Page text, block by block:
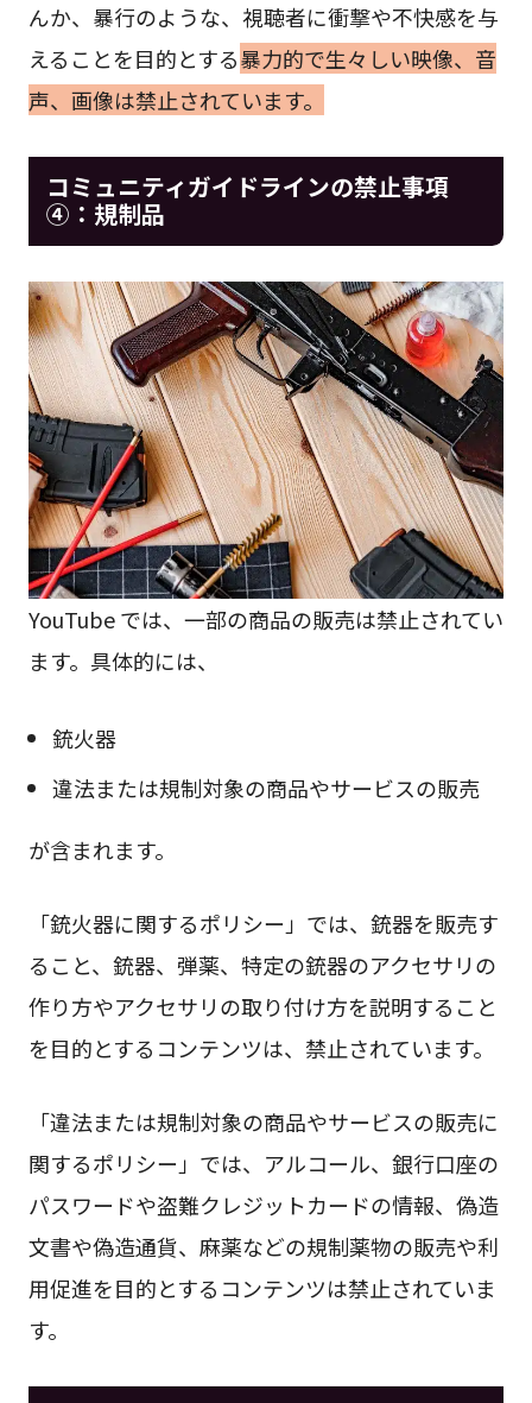
んか、暴行のような、視聴者に衝撃や不快感を与
えることを目的とする暴力的で生々しい映像、音
声、画像は禁止されています。
コミュニティガイドラインの禁止事項
④：規制品
YouTube では、一部の商品の販売は禁止されてい
ます。具体的には、
銃火器
違法または規制対象の商品やサービスの販売
が含まれます。
「銃火器に関するポリシー」では、銃器を販売す
ること、銃器、弾薬、特定の銃器のアクセサリの
作り方やアクセサリの取り付け方を説明すること
を目的とするコンテンツは、禁止されています。
「違法または規制対象の商品やサービスの販売に
関するポリシー」では、アルコール、銀行口座の
パスワードや盗難クレジットカードの情報、偽造
文書や偽造通貨、麻薬などの規制薬物の販売や利
用促進を目的とするコンテンツは禁止されていま
す。